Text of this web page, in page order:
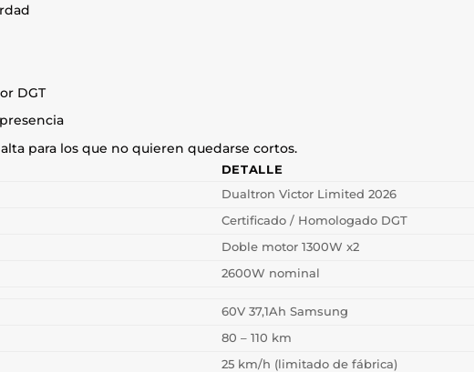
DGT
para los que no quieren quedarse cortos.
DETALLE
Dualtron Victor Limited 2026
Certificado / Homologado DGT
Doble motor 1300W x2
2600W nominal
60V 37,1Ah Samsung
80 – 110 km
25 km/h (limitado de fábrica)